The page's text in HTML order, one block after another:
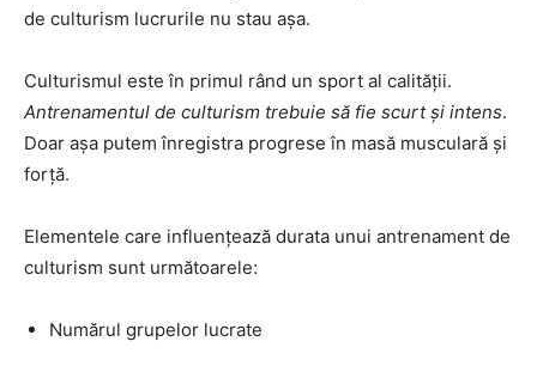
de culturism lucrurile nu stau aşa.
Culturismul este în primul rând un sport al calităţii.
Antrenamentul de culturism trebuie să fie scurt şi intens.
Doar aşa putem înregistra progrese în masă musculară şi
forţă.
Elementele care influenţează durata unui antrenament de
culturism sunt următoarele:
Numărul grupelor lucrate